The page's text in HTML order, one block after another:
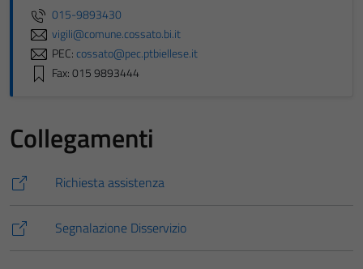
015-9893430
vigili@comune.cossato.bi.it
PEC:cossato@pec.ptbiellese.it
Fax: 015 9893444
Collegamenti
Richiesta assistenza
Segnalazione Disservizio